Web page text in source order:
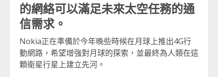
的網絡可以滿足未來太空任務的通
信需求。
Nokia正在準備於今年晚些時候在月球上推出4G行
動網路，希望增強對月球的探索，並最終為人類在這
顆衛星行星上建立先河。